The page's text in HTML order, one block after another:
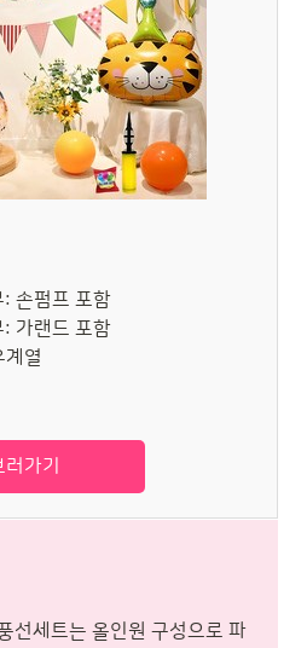
손펌프 포함
: 가랜드 포함
열
가기
선세트는 올인원 구성으로 파